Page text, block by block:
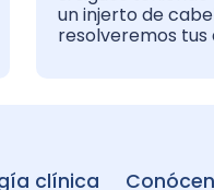
un injerto de
resolveremos tus
clínica